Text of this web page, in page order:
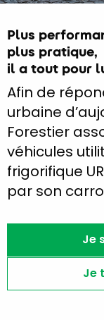
Plus
plus pratique,
il a tout pour
Afin de
urbaine
Forestier
véhicules
frigorifique
par son
Je
Je